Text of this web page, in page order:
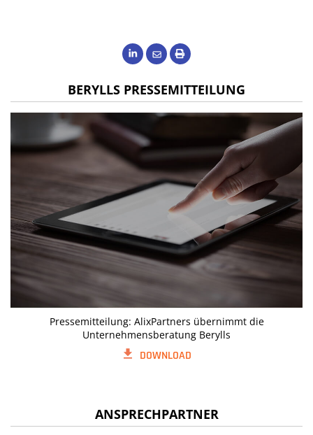
BERYLLS PRESSEMITTEILUNG
Pressemitteilung: AlixPartners übernimmt die
Unternehmensberatung Berylls
DOWNLOAD
ANSPRECHPARTNER